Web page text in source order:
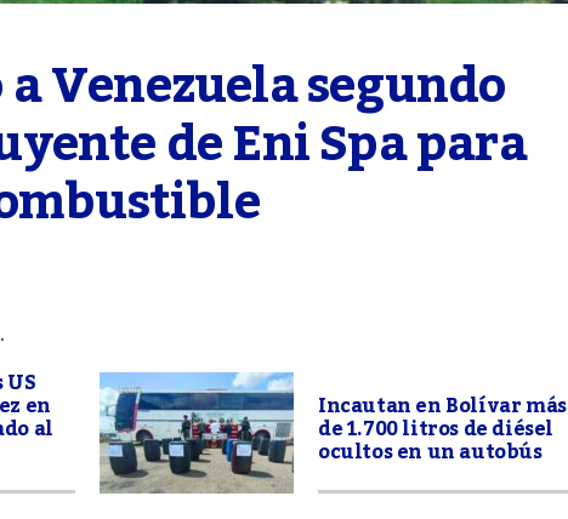
Venezuela segundo
de Eni Spa para
en
al
Incautan en Bolívar más
de 1.700 litros de diésel
ocultos en un autobús